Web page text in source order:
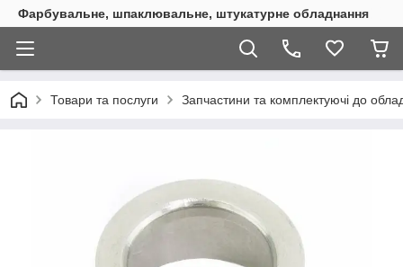
Фарбувальне, шпаклювальне, штукатурне обладнання
Товари та послуги Запчастини та комплектуючі до